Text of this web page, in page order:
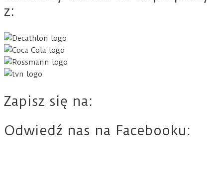
z:
Zapisz się na:
Odwiedź nas na Facebooku: